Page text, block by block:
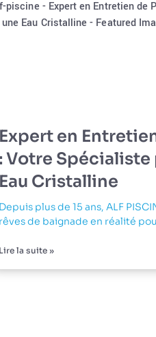
Expert en
: Votre Spécialiste
Eau Cristalline
Depuis plus de 15 ans, ALF
rêves de baignade en réalité
Lire la suite »